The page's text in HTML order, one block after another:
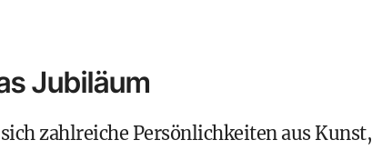
Jubiläum
zahlreiche Persönlichkeiten aus Kunst,